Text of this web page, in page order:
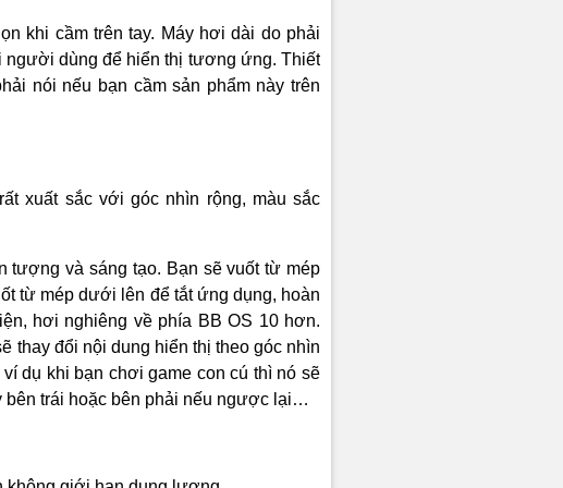
khi cầm trên tay. Máy hơi dài do phải
người dùng để hiển thị tương ứng. Thiết
nói nếu bạn cầm sản phẩm này trên
xuất sắc với góc nhìn rộng, màu sắc
tượng và sáng tạo. Bạn sẽ vuốt từ mép
từ mép dưới lên để tắt ứng dụng, hoàn
hơi nghiêng về phía BB OS 10 hơn.
thay đổi nội dung hiển thị theo góc nhìn
dụ khi bạn chơi game con cú thì nó sẽ
bên trái hoặc bên phải nếu ngược lại…
gọi qua 3G, 4G hay Wi-Fi đều được. Amazon nói thời gian phản hồi từ
nút gọi cho đến khi có nhân viên trả lời sẽ không quá 15 giây, thời gian
bình là 9,75 giây.
tin đồ vật
Đây là một trong hai tính năng nổi bật nhất của Fire, dùng
bất kỳ, một chiếc đĩa CD cho đến đoạn nhạc mà bạn đang nghe, sau đó
chọn để bạn gọi Điện Thoại, gửi email hoặc mua đồ trên Amazon.
này không mới nhưng quan trọng là nó được tích hợp sâu vào hệ thống
có thể kích hoạt nhanh Firefly bằng phím cứng ở cạnh hông và camera
làm việc ngay lập tức, nhờ vậy mà người ta có thể tìm kiếm nhanh thông